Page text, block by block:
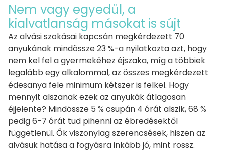
Nem vagy egyedül, a
kialvatlanság másokat is sújt
Az alvási szokásai kapcsán megkérdezett 70
anyukának mindössze 23 %-a nyilatkozta azt, hogy
nem kel fel a gyermekéhez éjszaka, míg a többiek
legalább egy alkalommal, az összes megkérdezett
édesanya fele minimum kétszer is felkel. Hogy
mennyit alszanak ezek az anyukák átlagosan
éjjelente? Mindössze 5 % csupán 4 órát alszik, 68 %
pedig 6-7 órát tud pihenni az ébredésektől
függetlenül. Ők viszonylag szerencsések, hiszen az
alvásuk hatása a fogyásra inkább jó, mint rossz.